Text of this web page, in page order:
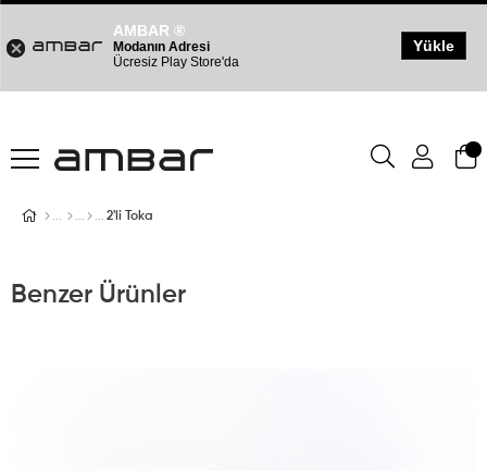
2'li Toka
Benzer Ürünler
AMBAR ®
Modanın Adresi
Ücresiz Play Store'da
Yükle